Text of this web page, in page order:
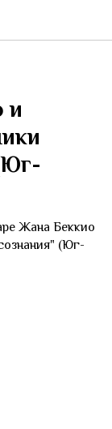
и
Жана Беккио
(Юг-